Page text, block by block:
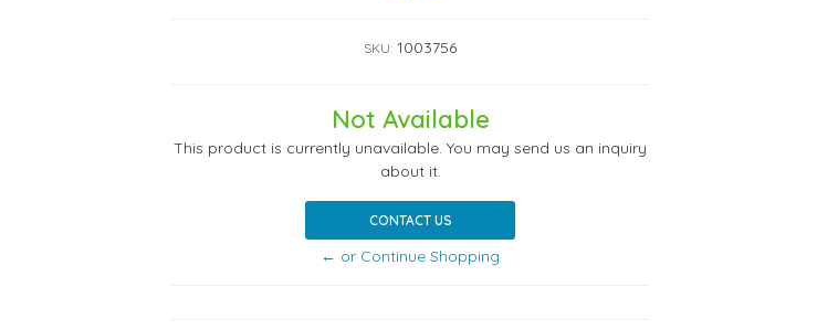
SKU: 1003756
Not Available
This product is currently unavailable. You may send us an inquiry
about it.
CONTACT US
← or Continue Shopping